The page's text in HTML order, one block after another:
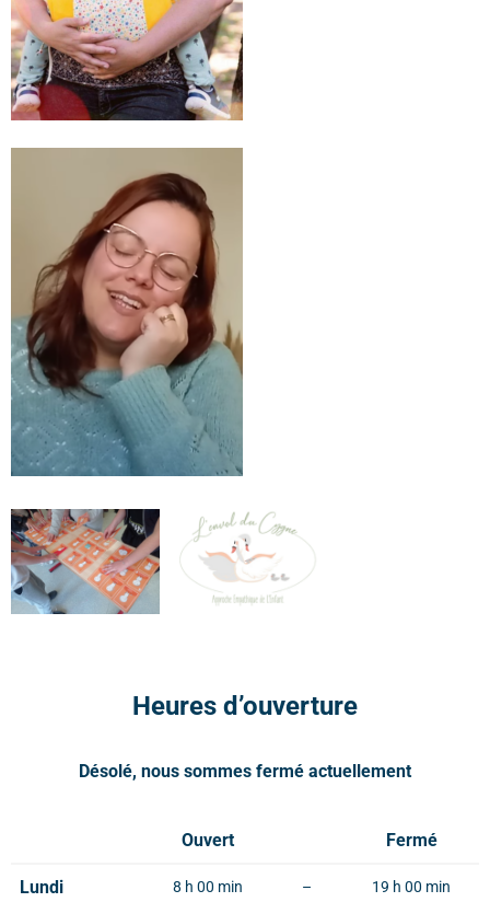
Heures d’ouverture
Désolé, nous sommes fermé actuellement
Ouvert Fermé
Lundi 8 h 00 min – 19 h 00 min